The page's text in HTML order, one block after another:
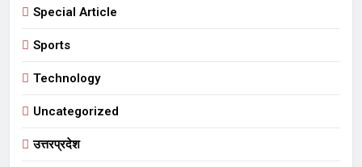
Special Article
Sports
Technology
Uncategorized
उत्तरप्रदेश